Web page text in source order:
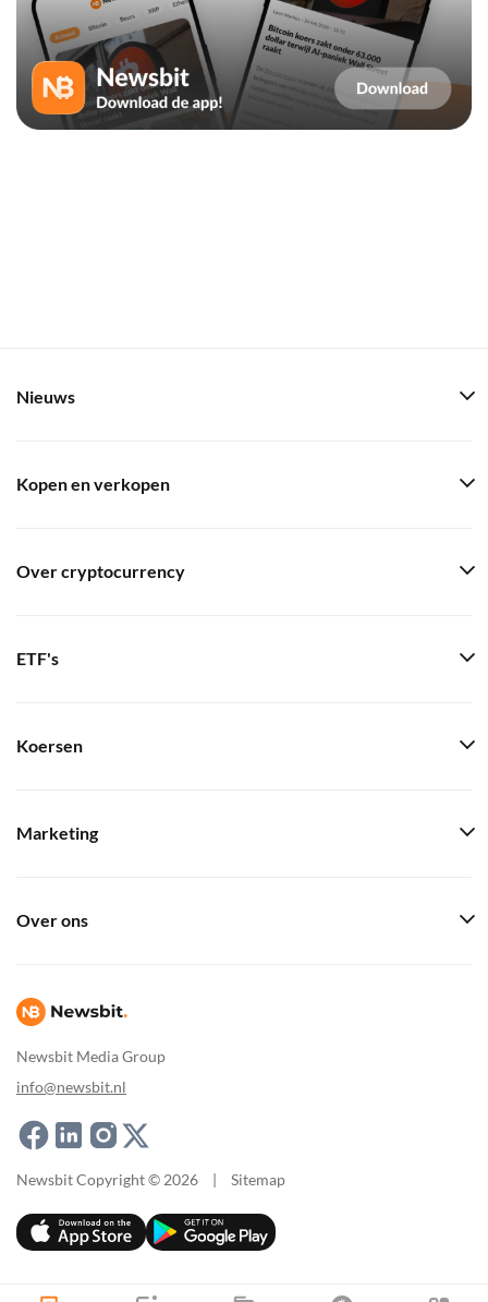
Newsbit Media Group
info@newsbit.nl
Nieuws
Kopen en verkopen
Over cryptocurrency
ETF's
Koersen
Marketing
Over ons
Newsbit Copyright © 2026 | Sitemap